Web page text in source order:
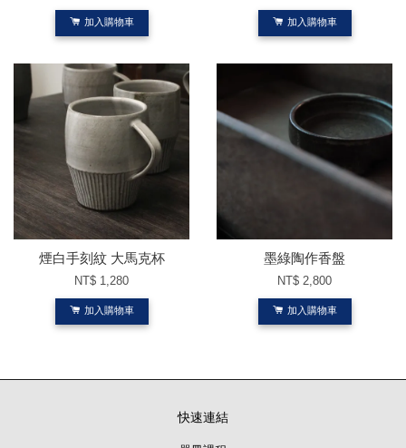
加入購物車 加入購物車
煙白手刻紋 大馬克杯
NT$ 1,280
加入購物車
墨綠陶作香盤
NT$ 2,800
加入購物車
快速連結